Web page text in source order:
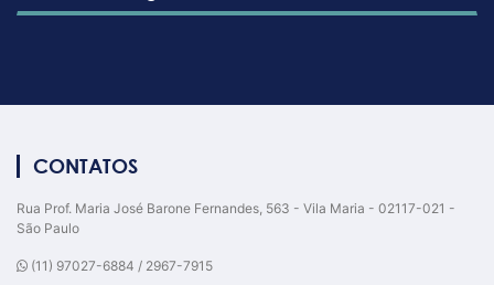
CONTATOS
Rua Prof. Maria José Barone Fernandes, 563 - Vila Maria - 02117-021 -
São Paulo
(11) 97027-6884 / 2967-7915